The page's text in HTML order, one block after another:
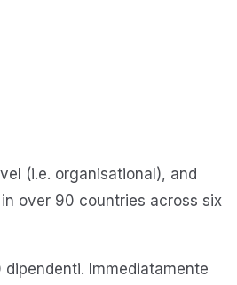
(i.e. organisational), and
over 90 countries across six
Immediatamente